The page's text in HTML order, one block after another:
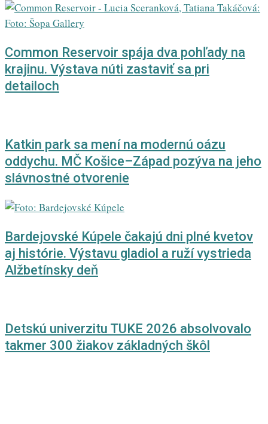
Common Reservoir spája dva pohľady na
krajinu. Výstava núti zastaviť sa pri
detailoch
Katkin park sa mení na modernú oázu
oddychu. MČ Košice–Západ pozýva na jeho
slávnostné otvorenie
Bardejovské Kúpele čakajú dni plné kvetov
aj histórie. Výstavu gladiol a ruží vystrieda
Alžbetínsky deň
Detskú univerzitu TUKE 2026 absolvovalo
takmer 300 žiakov základných škôl